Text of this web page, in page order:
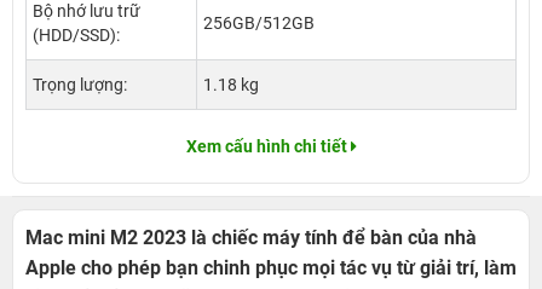
Bộ nhớ lưu trữ
(HDD/SSD):
256GB/512GB
Trọng lượng: 1.18 kg
Xem cấu hình chi tiết
Mac mini M2 2023 là chiếc máy tính để bàn của nhà
Apple cho phép bạn chinh phục mọi tác vụ từ giải trí, làm